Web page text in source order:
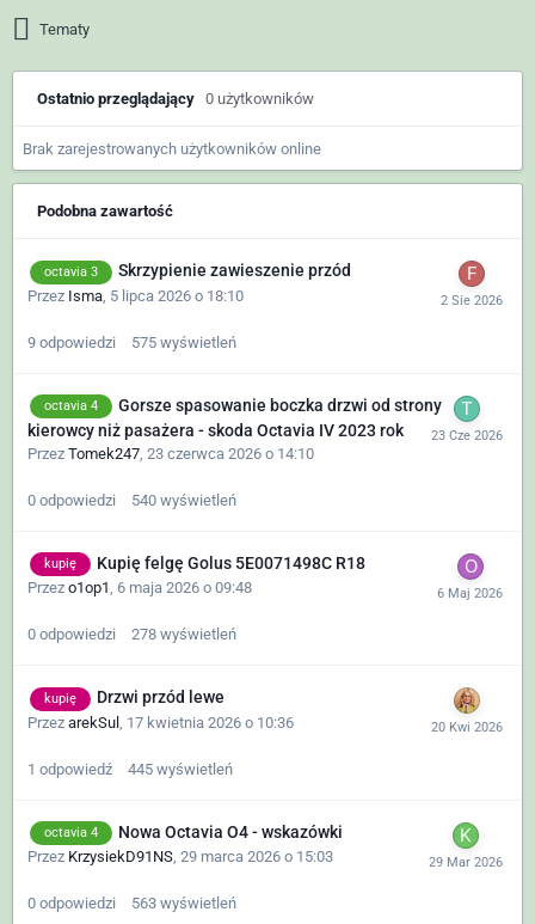
Tematy
Ostatnio przeglądający 0 użytkowników
Brak zarejestrowanych użytkowników online
Podobna zawartość
octavia 3 Skrzypienie zawieszenie przód
Przez Isma 5 lipca 2026 o 18:10
9 odpowiedzi 575 wyświetleń
octavia 4
Gorsze spasowanie boczka drzwi od strony
kierowcy niż pasażera - skoda Octavia IV 2023 rok
Przez Tomek247, 23 czerwca 2026 o 14:10
0 odpowiedzi 540 wyświetleń
kupię Kupię felgę Golus 5E0071498C R18
Przez o1op1, 6 maja 2026 o 09:48
0 odpowiedzi 278 wyświetleń
kupię Drzwi przód lewe
Przez arekSul 17 kwietnia 2026 o 10:36
1 odpowiedź 445 wyświetleń
octavia 4 Nowa Octavia O4 - wskazówki
Przez KrzysiekD91NS, 29 marca 2026 o 15:03
0 odpowiedzi 563 wyświetleń